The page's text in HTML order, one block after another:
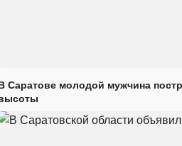
Саратове молодой мужчина